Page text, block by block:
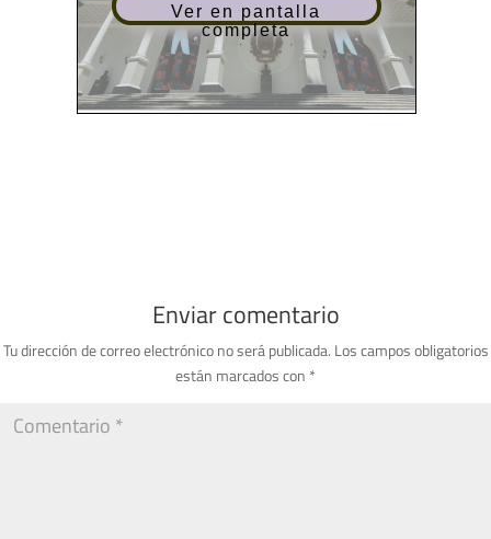
Ver en pantalla
completa
Enviar comentario
Tu dirección de correo electrónico no será publicada. Los campos obligatorios
están marcados con *